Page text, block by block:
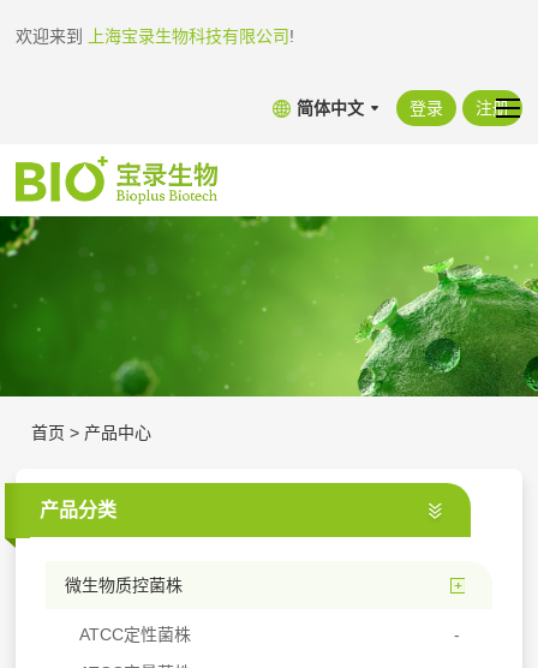
欢迎来到 上海宝录生物科技有限公司!
简体中文 登录 注册
首页 > 产品中心
产品分类
微生物质控菌株
ATCC定性菌株